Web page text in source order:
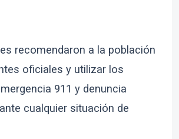
recomendaron a la población
oficiales y utilizar los
911 y denuncia
cualquier situación de